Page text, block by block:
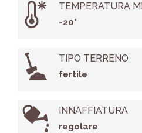
TEMPERATURA
-20°
TIPO TERRENO
fertile
INNAFFIATURA
regolare